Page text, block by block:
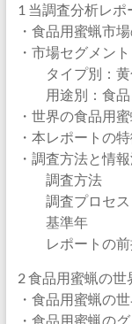
1 当調査分析レポ
・食品用蜜蝋市
・市場セグメント
タイプ別：黄
用途別：食品
・世界の食品用
・本レポートの
・調査方法と情
調査方法
調査プロセス
基準年
レポートの前
2 食品用蜜蝋の世
・食品用蜜蝋の
・食品用蜜蝋の